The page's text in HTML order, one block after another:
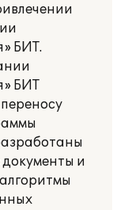
БИТ.
БИТ
и